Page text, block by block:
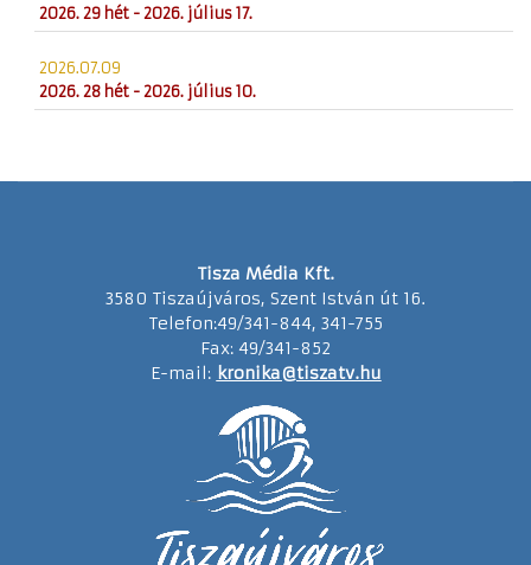
2026. 29 hét - 2026. július 17.
2026.07.09
2026. 28 hét - 2026. július 10.
Tisza Média Kft.
3580 Tiszaújváros, Szent István út 16.
Telefon:49/341-844, 341-755
Fax: 49/341-852
E-mail: kronika@tiszatv.hu